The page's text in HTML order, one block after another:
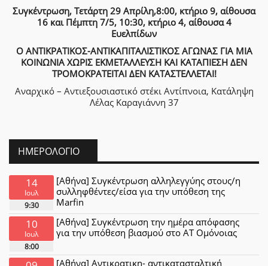
Συγκέντρωση, Τετάρτη 29 Απρίλη,8:00, κτήριο 9, αίθουσα
16 και Πέμπτη 7/5, 10:30, κτήριο 4, αίθουσα 4
Ευελπίδων
Ο ΑΝΤΙΚΡΑΤΙΚΟΣ-ΑΝΤΙΚΑΠΙΤΑΛΙΣΤΙΚΟΣ ΑΓΩΝΑΣ ΓΙΑ ΜΙΑ
ΚΟΙΝΩΝΙΑ ΧΩΡΙΣ ΕΚΜΕΤΑΛΛΕΥΣΗ ΚΑΙ ΚΑΤΑΠΙΕΣΗ ΔΕΝ
ΤΡΟΜΟΚΡΑΤΕΙΤΑΙ ΔΕΝ ΚΑΤΑΣΤΕΛΛΕΤΑΙ!
Αναρχικό – Αντιεξουσιαστικό στέκι Αντίπνοια, Κατάληψη
Λέλας Καραγιάννη 37
ΗΜΕΡΟΛΌΓΙΟ
14
Ιουλ
9:30
[Αθήνα] Συγκέντρωση αλληλεγγύης στους/η
συλληφθέντες/είσα για την υπόθεση της
Marfin
10
Ιουλ
8:00
[Αθήνα] Συγκέντρωση την ημέρα απόφασης
για την υπόθεση βιασμού στο ΑΤ Ομόνοιας
[Αθήνα] Αντικρατικη- αντικατασταλτική